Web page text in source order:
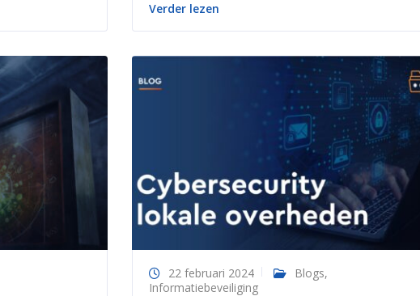
Verder lezen
22 februari 2024 Blogs,
Informatiebeveiliging